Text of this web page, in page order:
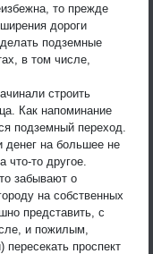
то прежде
дороги
подземные
в том числе,
строить
Как напоминание
подземный переход.
денег на большее не
что-то другое.
забывают о
на собственных
представить, с
и пожилым,
проспект